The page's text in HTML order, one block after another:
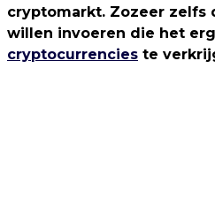
cryptomarkt. Zozeer zelfs
willen invoeren die het
cryptocurrencies te